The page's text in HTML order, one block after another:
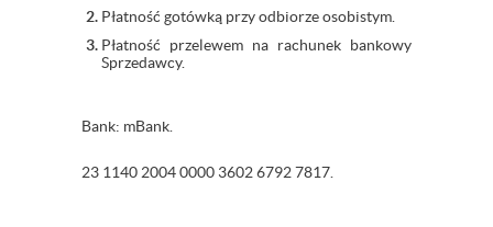
Płatność gotówką przy odbiorze osobistym.
Płatność przelewem na rachunek bankowy
Sprzedawcy.
Bank: mBank.
23 1140 2004 0000 3602 6792 7817.